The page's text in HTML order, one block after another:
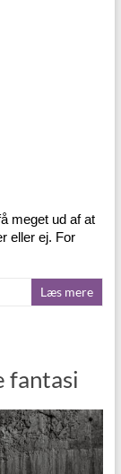
meget ud af at
eller ej. For
Læs mere
fantasi